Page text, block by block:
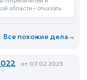
области – отказать
Все похожие дела→
от 07.02.2023